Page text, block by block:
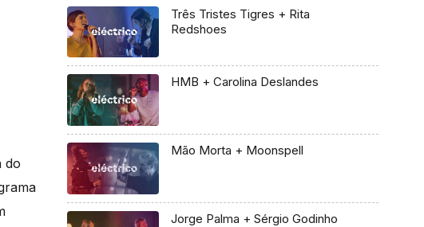
do
Três Tristes Tigres + Rita
Redshoes
HMB + Carolina Deslandes
Mão Morta + Moonspell
Jorge Palma + Sérgio Godinho